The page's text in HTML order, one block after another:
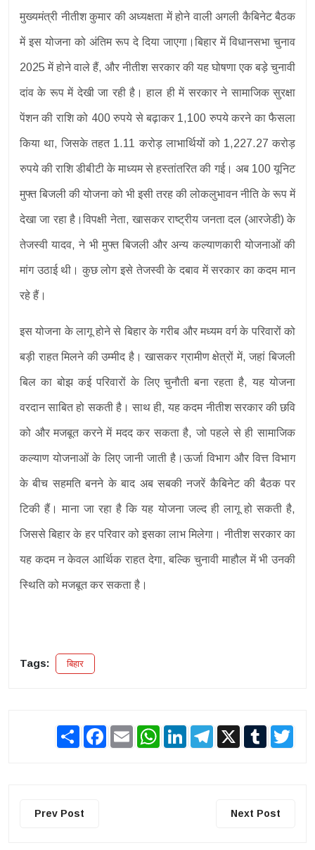
मुख्यमंत्री नीतीश कुमार की अध्यक्षता में होने वाली अगली कैबिनेट बैठक
में इस योजना को अंतिम रूप दे दिया जाएगा।बिहार में विधानसभा चुनाव
2025 में होने वाले हैं, और नीतीश सरकार की यह घोषणा एक बड़े चुनावी
दांव के रूप में देखी जा रही है। हाल ही में सरकार ने सामाजिक सुरक्षा
पेंशन की राशि को 400 रुपये से बढ़ाकर 1,100 रुपये करने का फैसला
किया था, जिसके तहत 1.11 करोड़ लाभार्थियों को 1,227.27 करोड़
रुपये की राशि डीबीटी के माध्यम से हस्तांतरित की गई। अब 100 यूनिट
मुफ्त बिजली की योजना को भी इसी तरह की लोकलुभावन नीति के रूप में
देखा जा रहा है।विपक्षी नेता, खासकर राष्ट्रीय जनता दल (आरजेडी) के
तेजस्वी यादव, ने भी मुफ्त बिजली और अन्य कल्याणकारी योजनाओं की
मांग उठाई थी। कुछ लोग इसे तेजस्वी के दबाव में सरकार का कदम मान
रहे हैं।
इस योजना के लागू होने से बिहार के गरीब और मध्यम वर्ग के परिवारों को
बड़ी राहत मिलने की उम्मीद है। खासकर ग्रामीण क्षेत्रों में, जहां बिजली
बिल का बोझ कई परिवारों के लिए चुनौती बना रहता है, यह योजना
वरदान साबित हो सकती है। साथ ही, यह कदम नीतीश सरकार की छवि
को और मजबूत करने में मदद कर सकता है, जो पहले से ही सामाजिक
कल्याण योजनाओं के लिए जानी जाती है।ऊर्जा विभाग और वित्त विभाग
के बीच सहमति बनने के बाद अब सबकी नजरें कैबिनेट की बैठक पर
टिकी हैं। माना जा रहा है कि यह योजना जल्द ही लागू हो सकती है,
जिससे बिहार के हर परिवार को इसका लाभ मिलेगा। नीतीश सरकार का
यह कदम न केवल आर्थिक राहत देगा, बल्कि चुनावी माहौल में भी उनकी
स्थिति को मजबूत कर सकता है।
Tags: बिहार
Share Facebook
Email WhatsAppLinkedInTelegram
X Tumblr
Prev Post Next Post